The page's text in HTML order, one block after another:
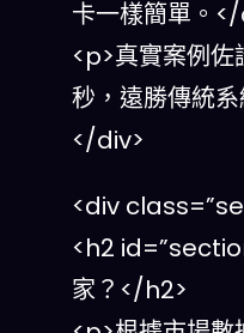
卡一樣簡單。
<p>真實案例
秒，遠勝傳統
</div>
<div
<h2
家？</h2>